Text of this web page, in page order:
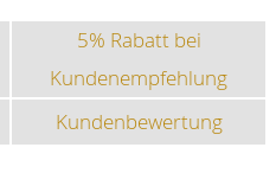
5% Rabatt bei
Kundenempfehlung
Kundenbewertung